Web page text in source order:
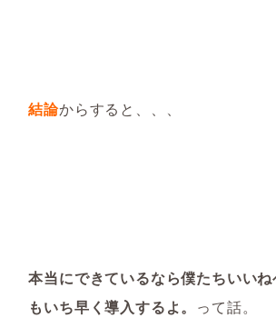
結論からすると、、、
本当にできているなら僕たちいい
もいち早く導入するよ。 って話。